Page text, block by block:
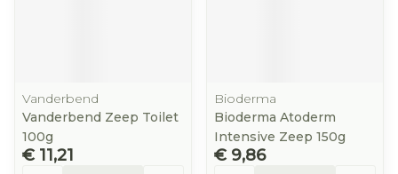
Vanderbend
Vanderbend Zeep Toilet
100g
€ 11,21
Bioderma
Bioderma Atoderm
Intensive Zeep 150g
€ 9,86